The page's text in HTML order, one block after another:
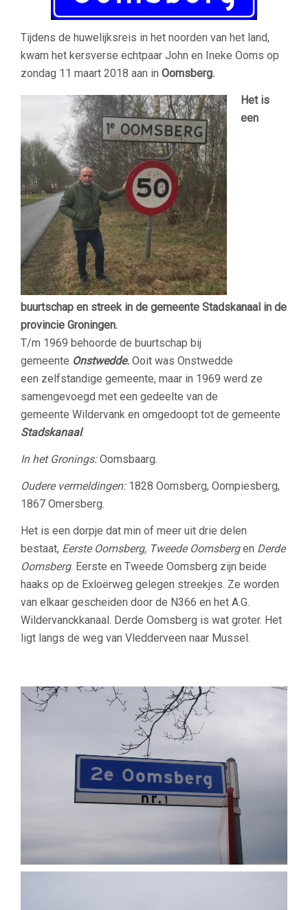
Tijdens de huwelijksreis in het noorden van het land,
kwam het kersverse echtpaar John en Ineke Ooms op
zondag 11 maart 2018 aan in Oomsberg.
Het is
een
buurtschap en streek in de gemeente Stadskanaal in de
provincie Groningen.
T/m 1969 behoorde de buurtschap bij
gemeente Onstwedde. Ooit was Onstwedde
een zelfstandige gemeente, maar in 1969 werd ze
samengevoegd met een gedeelte van de
gemeente Wildervank en omgedoopt tot de gemeente
Stadskanaal.
In het Gronings:Oomsbaarg.
Oudere vermeldingen: 1828 Oomsberg, Oompiesberg,
1867 Omersberg.
Het is een dorpje dat min of meer uit drie delen
bestaat, Eerste Oomsberg, Tweede Oomsbergen Derde
Oomsberg. Eerste en Tweede Oomsberg zijn beide
haaks op de Exloërweg gelegen streekjes. Ze worden
van elkaar gescheiden door de N366 en het A.G.
Wildervanckkanaal. Derde Oomsberg is wat groter. Het
ligt langs de weg van Vledderveen naar Mussel.